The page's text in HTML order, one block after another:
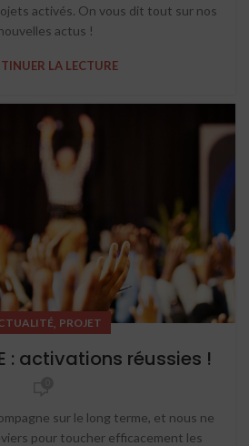
activés. On vous dit tout sur nos
actus !
LA LECTURE
, PROJET
: activations réussies !
sur le long terme, et nous ne
pour toucher efficacement les